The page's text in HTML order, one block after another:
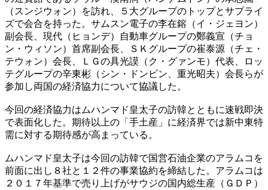
（スンジウォン）を訪れ、５大グループのトップとサプライ
ズで会合を持った。サムスン電子の李在鎔（イ・ジェヨン）
副会長、現代（ヒョンデ）自動車グループの鄭義宣（チョ
ン・ウィソン）首席副会長、ＳＫグループの崔泰源（チェ・
テウォン）会長、ＬＧの具光謨（ク・グァンモ）代表、ロッ
テグループの辛東彬（シン・ドンビン、重光昭夫）会長らが
参加し両国の経済協力について協議した。
今回の経済協力はムハンマド皇太子の訪韓とともに速戦即決
で表面化した。期待以上の「手土産」に経済界では新中東特
需に対する期待感が高まっている。
ムハンマド皇太子は今回の訪韓で国営石油企業のアラムコを
前面に出し８社と１２件の事業協約を締結した。アラムコは
２０１７年基準で売り上げがサウジの国内総生産（ＧＤＰ）